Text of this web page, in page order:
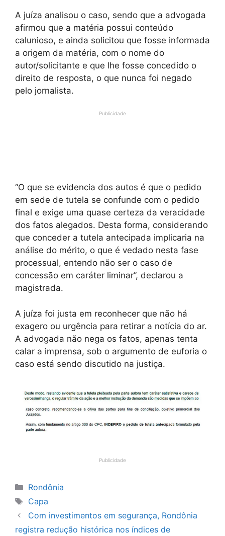
A juíza analisou o caso, sendo que a advogada
afirmou que a matéria possui conteúdo
calunioso, e ainda solicitou que fosse informada
a origem da matéria, com o nome do
autor/solicitante e que lhe fosse concedido o
direito de resposta, o que nunca foi negado
pelo jornalista.
Publicidade
“O que se evidencia dos autos é que o pedido
em sede de tutela se confunde com o pedido
final e exige uma quase certeza da veracidade
dos fatos alegados. Desta forma, considerando
que conceder a tutela antecipada implicaria na
análise do mérito, o que é vedado nesta fase
processual, entendo não ser o caso de
concessão em caráter liminar”, declarou a
magistrada.
A juíza foi justa em reconhecer que não há
exagero ou urgência para retirar a notícia do ar.
A advogada não nega os fatos, apenas tenta
calar a imprensa, sob o argumento de euforia o
caso está sendo discutido na justiça.
Publicidade
Categorias
Rondônia
Tags
Capa
Com investimentos em segurança, Rondônia
registra redução histórica nos índices de